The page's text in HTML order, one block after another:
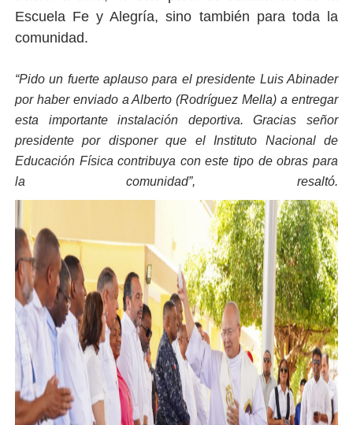
Escuela Fe y Alegría, sino también para toda la
comunidad.
“Pido un fuerte aplauso para el presidente Luis Abinader
por haber enviado a Alberto (Rodríguez Mella) a entregar
esta importante instalación deportiva. Gracias señor
presidente por disponer que el Instituto Nacional de
Educación Física contribuya con este tipo de obras para
la comunidad”, resaltó.